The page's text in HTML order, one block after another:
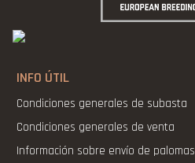
INFO ÚTIL
Condiciones generales de subasta
Condiciones generales de venta
Información sobre envío de palomas